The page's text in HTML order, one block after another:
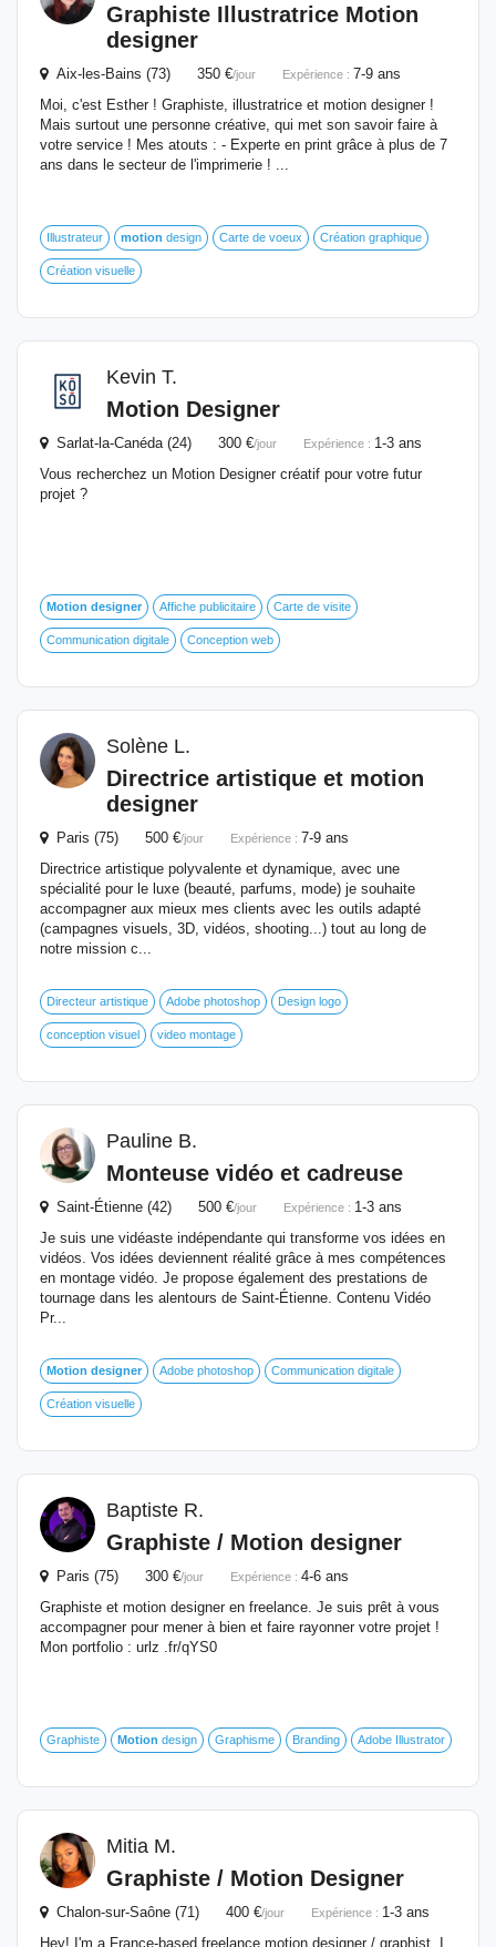
Graphiste Illustratrice Motion
designer
Aix-les-Bains (73) 350 €/jour Expérience : 7-9 ans
Moi, c'est Esther ! Graphiste, illustratrice et motion designer !
Mais surtout une personne créative, qui met son savoir faire à
votre service ! Mes atouts : - Experte en print grâce à plus de 7
ans dans le secteur de l'imprimerie ! ...
Illustrateur motion design Carte de voeux Création graphique
Création visuelle
Kevin T.
Motion Designer
Sarlat-la-Canéda (24) 300 €/jour Expérience : 1-3 ans
Vous recherchez un Motion Designer créatif pour votre futur
projet ?
Motion designer Affiche publicitaire Carte de visite
Communication digitale Conception web
Solène L.
Directrice artistique et motion
designer
Paris (75) 500 €/jour Expérience : 7-9 ans
Directrice artistique polyvalente et dynamique, avec une
spécialité pour le luxe (beauté, parfums, mode) je souhaite
accompagner aux mieux mes clients avec les outils adapté
(campagnes visuels, 3D, vidéos, shooting...) tout au long de
notre mission c...
Directeur artistique Adobe photoshop Design logo
conception visuel video montage
Pauline B.
Monteuse vidéo et cadreuse
Saint-Étienne (42) 500 €/jour Expérience : 1-3 ans
Je suis une vidéaste indépendante qui transforme vos idées en
vidéos. Vos idées deviennent réalité grâce à mes compétences
en montage vidéo. Je propose également des prestations de
tournage dans les alentours de Saint-Étienne. Contenu Vidéo
Pr...
Motion designer Adobe photoshop Communication digitale
Création visuelle
Baptiste R.
Graphiste / Motion designer
Paris (75) 300 €/jour Expérience : 4-6 ans
Graphiste et motion designer en freelance. Je suis prêt à vous
accompagner pour mener à bien et faire rayonner votre projet !
Mon portfolio : urlz .fr/qYS0
Graphiste Motion design Graphisme Branding Adobe Illustrator
Mitia M.
Graphiste / Motion Designer
Chalon-sur-Saône (71) 400 €/jour Expérience : 1-3 ans
Hey! I'm a France-based freelance motion designer / graphist. I